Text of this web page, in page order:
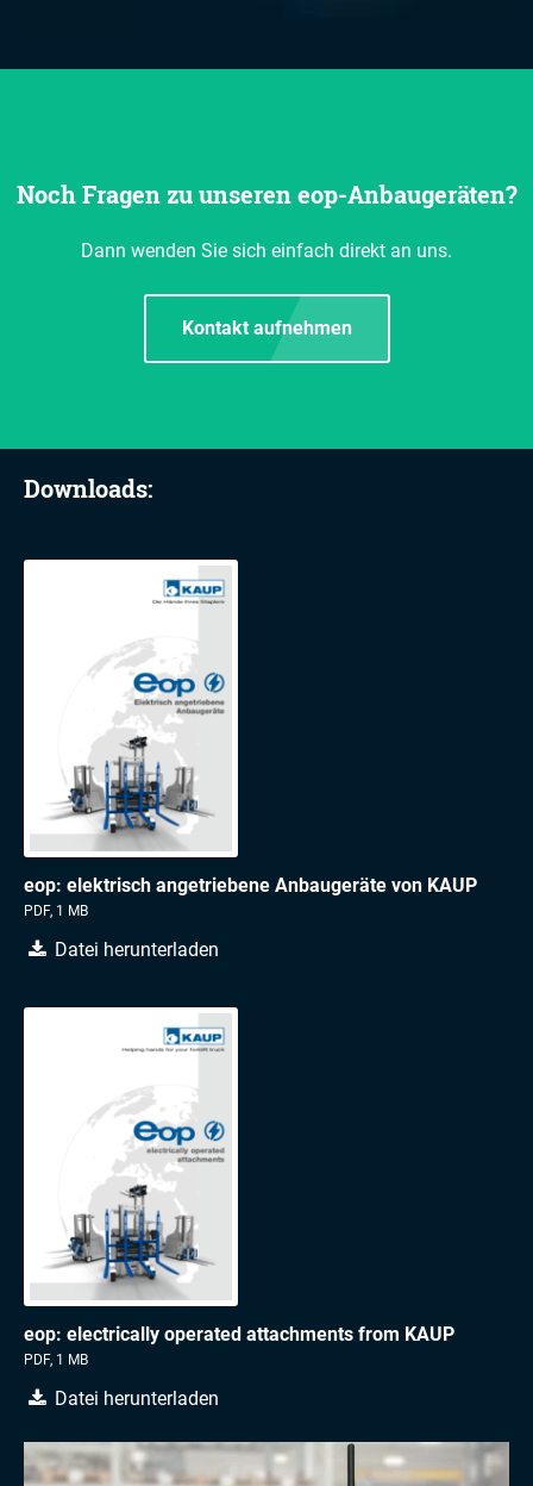
Noch Fragen zu unseren eop-Anbaugeräten?
Dann wenden Sie sich einfach direkt an uns.
Kontakt aufnehmen
Downloads:
eop: elektrisch angetriebene Anbaugeräte von KAUP
PDF, 1 MB
Datei herunterladen
eop: electrically operated attachments from KAUP
PDF, 1 MB
Datei herunterladen